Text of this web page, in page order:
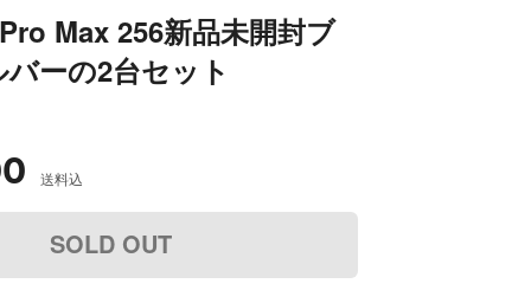
Max 256新品未開封ブ
ーの2台セット
送料込
SOLD OUT